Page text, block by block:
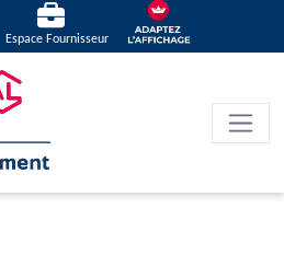
Espace Fournisseur